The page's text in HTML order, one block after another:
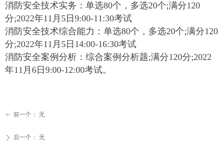
消防安全技术实务：单选80个，多选20个;满分120
分;2022年11月5日9:00-11:30考试
消防安全技术综合能力：单选80个，多选20个;满分120
分;2022年11月5日14:00-16:30考试
消防安全案例分析：综合案例分析题;满分120分;2022
年11月6日9:00-12:00考试。
ꂃ 前一个： 无
ꄲ 后一个： 无